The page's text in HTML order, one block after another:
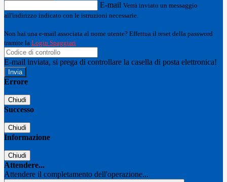
E-mail Verrà inviato un messaggio
all'indirizzo indicato con le istruzioni necessarie.
Non hai una e-mail associata al nome utente? Effettua il reset della password
tramite la Login Spaggiari
E-mail inviata, si prega di controllare la casella di posta elettronica!
Errore
Chiudi
Successo
Chiudi
Informazione
Chiudi
Attendere...
Attendere il completamento dell'operazione...